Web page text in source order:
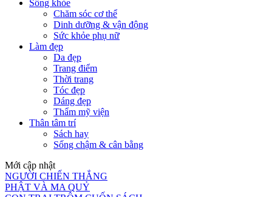
Sống khỏe
Chăm sóc cơ thể
Dinh dưỡng & vận động
Sức khỏe phụ nữ
Làm đẹp
Da đẹp
Trang điểm
Thời trang
Tóc đẹp
Dáng đẹp
Thẩm mỹ viện
Thân tâm trí
Sách hay
Sống chậm & cân bằng
Mới cập nhật
NGƯỜI CHIẾN THẮNG
PHẬT VÀ MA QUỶ